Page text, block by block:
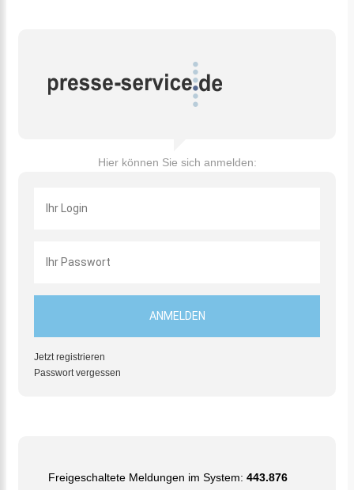
Hier können Sie sich anmelden:
Jetzt registrieren
Passwort vergessen
Freigeschaltete Meldungen im System: 443.876